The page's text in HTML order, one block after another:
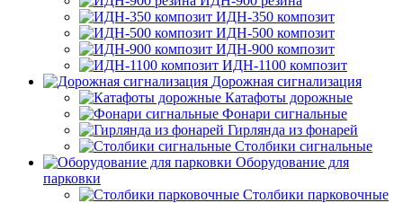
ИДН-350 композит
ИДН-500 композит
ИДН-900 композит
ИДН-1100 композит
Дорожная сигнализация
Катафоты дорожные
Фонари сигнальные
Гирлянда из фонарей
Столбики сигнальные
Оборудование для
парковки
Столбики парковочные